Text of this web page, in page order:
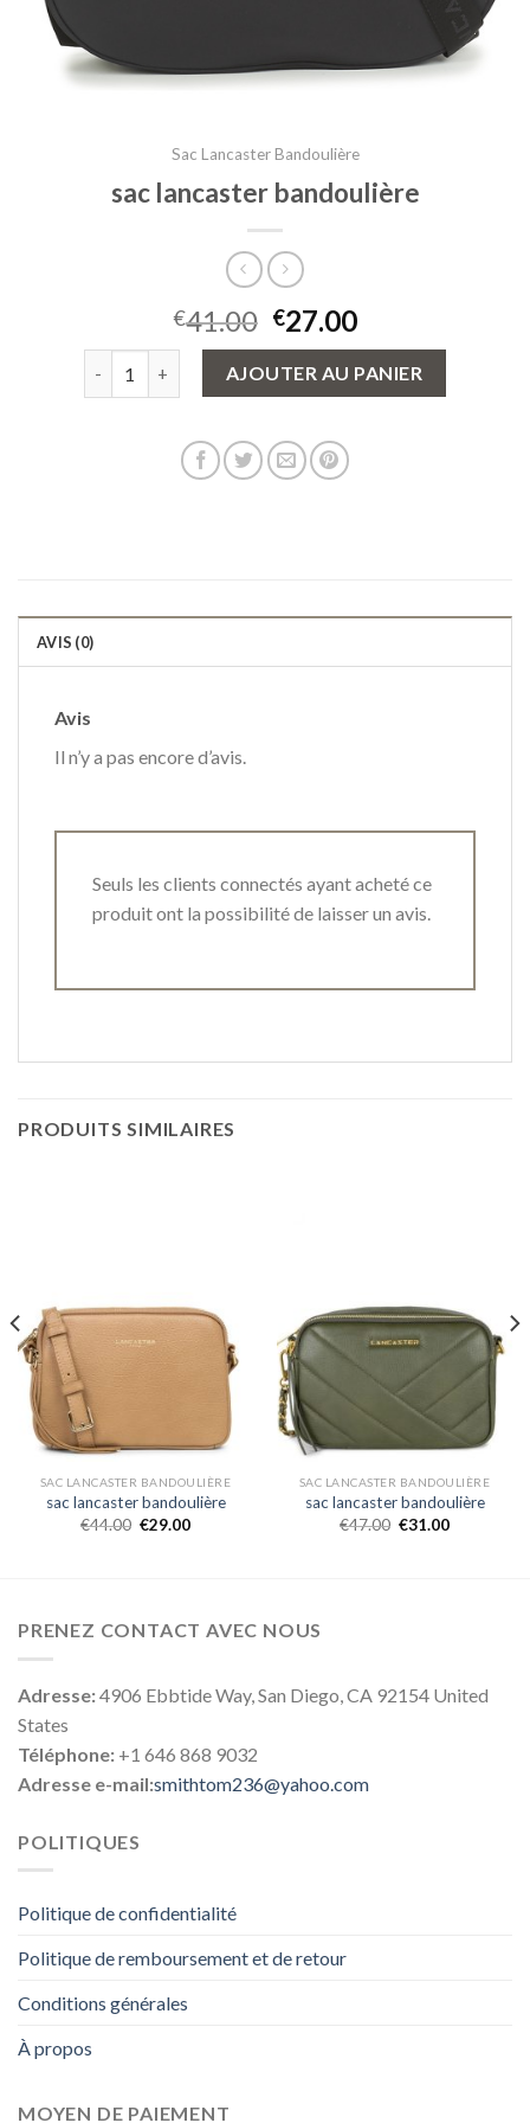
Sac Lancaster Bandoulière
sac lancaster bandoulière
€41.00 €27.00
quantité de sac lancaster bandoulière
AJOUTER AU PANIER
AVIS (0)
Avis
Il n’y a pas encore d’avis.
Seuls les clients connectés ayant acheté ce
produit ont la possibilité de laisser un avis.
PRODUITS SIMILAIRES
SAC LANCASTER BANDOULIÈRE
sac lancaster bandoulière
€44.00 €29.00
SAC LANCASTER BANDOULIÈRE
sac lancaster bandoulière
€47.00 €31.00
PRENEZ CONTACT AVEC NOUS
Adresse:4906 Ebbtide Way, San Diego, CA 92154 United
States
Téléphone: +1 646 868 9032
Adresse e-mail:smithtom236@yahoo.com
POLITIQUES
Politique de confidentialité
Politique de remboursement et de retour
Conditions générales
À propos
MOYEN DE PAIEMENT